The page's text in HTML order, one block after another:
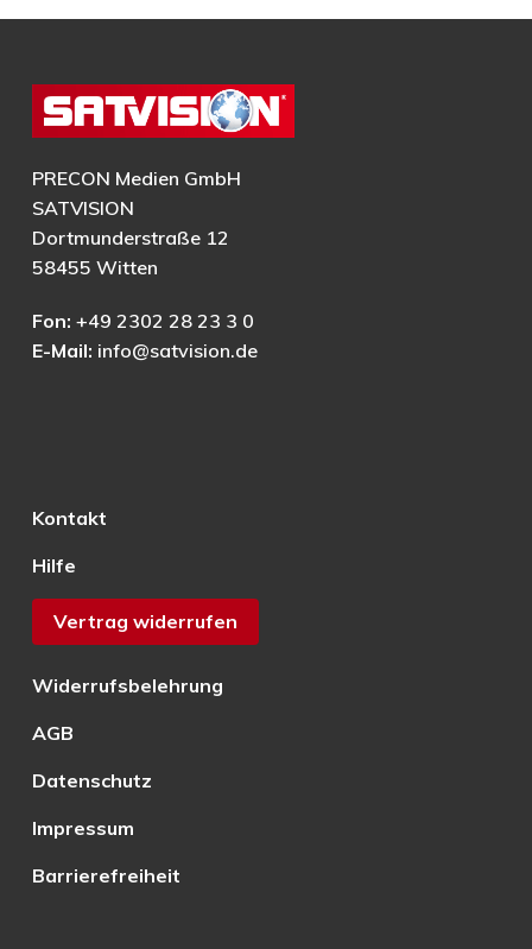
PRECON Medien GmbH
SATVISION
Dortmunderstraße 12
58455 Witten
Fon: +49 2302 28 23 3 0
E-Mail: info@satvision.de
Kontakt
Hilfe
Vertrag widerrufen
Widerrufsbelehrung
AGB
Datenschutz
Impressum
Barrierefreiheit